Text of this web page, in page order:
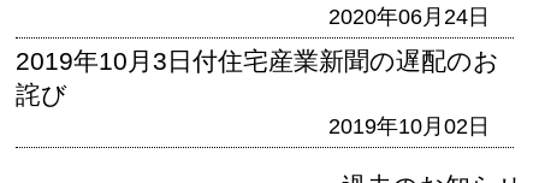
2020年06月24日
2019年10月3日付住宅産業新聞の遅配のお
詫び
2019年10月02日